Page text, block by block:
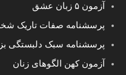
آزمون ۵ زبان عشق
پرسشنامه صفات تاریک
پرسشنامه سبک دلبستگی
آزمون کهن الگوهای زنان